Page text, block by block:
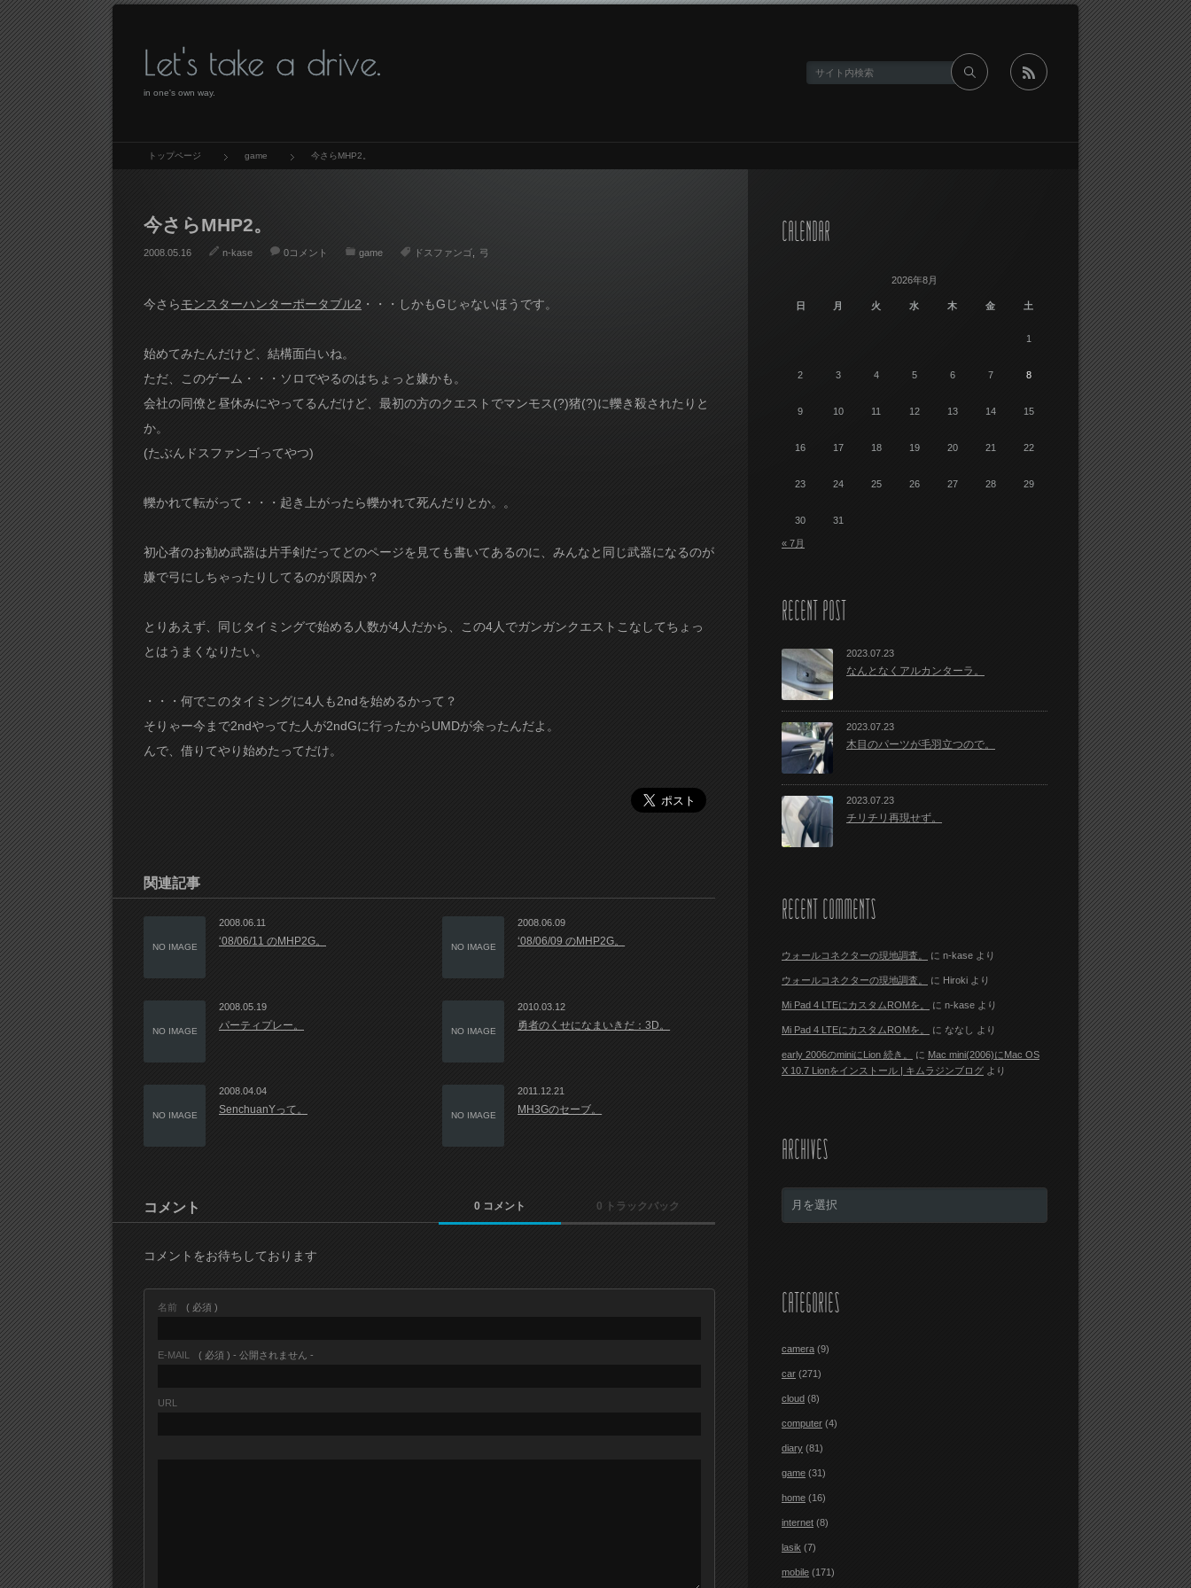
Let's take a drive.
in one's own way.
トップページ game 今さらMHP2。
今さらMHP2。
2008.05.16 n-kase 0コメント game ドスファンゴ 弓
今さらモンスターハンターポータブル2 ・・・しかもGじゃないほうです。
始めてみたんだけど、結構面白いね。
ただ、このゲーム・・・ソロでやるのはちょっと嫌かも。
会社の同僚と昼休みにやってるんだけど、最初の方のクエストでマンモス(?)猪(?)に轢き殺されたりと
か。
(たぶんドスファンゴってやつ)
轢かれて転がって・・・起き上がったら轢かれて死んだりとか。。
初心者のお勧め武器は片手剣だってどのページを見ても書いてあるのに、みんなと同じ武器になるのが
嫌で弓にしちゃったりしてるのが原因か？
とりあえず、同じタイミングで始める人数が4人だから、この4人でガンガンクエストこなしてちょっ
とはうまくなりたい。
・・・何でこのタイミングに4人も2ndを始めるかって？
そりゃー今まで2ndやってた人が2ndGに行ったからUMDが余ったんだよ。
んで、借りてやり始めたってだけ。
関連記事
NO IMAGE
2008.06.11
‘08/06/11 のMHP2G。 NO IMAGE
2008.06.09
‘08/06/09 のMHP2G。
NO IMAGE
2008.05.19
パーティプレー。 NO IMAGE
2010.03.12
勇者のくせになまいきだ：3D。
NO IMAGE
2008.04.04
SenchuanYって。 NO IMAGE
2011.12.21
MH3Gのセーブ。
コメント 0 コメント 0 トラックバック
コメントをお待ちしております
名前 ( 必須 )
E-MAIL ( 必須 ) - 公開されません -
URL
CALENDAR
2026年8月
日 月 火 水 木 金 土
1
2 3 4 5 6 7 8
9 10 11 12 13 14 15
16 17 18 19 20 21 22
23 24 25 26 27 28 29
30 31
« 7月
RECENT POST
2023.07.23
なんとなくアルカンターラ。
2023.07.23
木目のパーツが毛羽立つので。
2023.07.23
チリチリ再現せず。
RECENT COMMENTS
ウォールコネクターの現地調査。 に n-kase より
ウォールコネクターの現地調査。 に Hiroki より
Mi Pad 4 LTEにカスタムROMを。 に n-kase より
Mi Pad 4 LTEにカスタムROMを。 に ななし より
early 2006のminiにLion 続き。 に Mac mini(2006)にMac OS
X 10.7 Lionをインストール | キムラジンブログ より
ARCHIVES
CATEGORIES
camera (9)
car (271)
cloud (8)
computer (4)
diary (81)
game (31)
home (16)
internet (8)
lasik (7)
mobile (171)